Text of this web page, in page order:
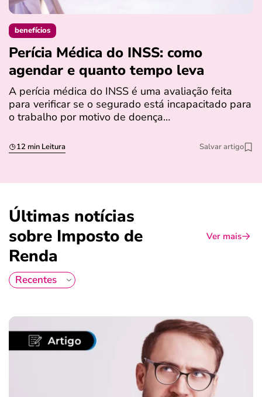
benefícios
Perícia Médica do INSS: como
agendar e quanto tempo leva
A perícia médica do INSS é uma avaliação feita
para verificar se o segurado está incapacitado para
o trabalho por motivo de doença…
12 min Leitura Salvar artigo
Últimas notícias
sobre Imposto de
Renda
Ver mais